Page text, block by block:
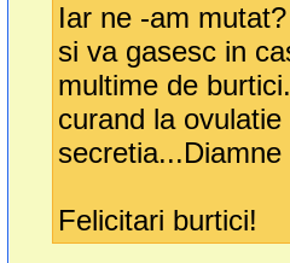
Iar ne -am
si va gasesc in
multime de
curand la
secretia...Diamne
Felicitari burtici!